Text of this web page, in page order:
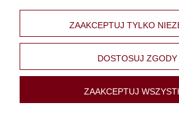
Poltyka cookies
varsaviana
Nowości
ZAAKCEPTUJ TYLKO
DOSTOSUJ ZGODY
ZAAKCEPTUJ